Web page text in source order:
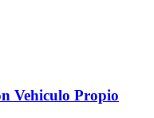
Vehiculo Propio